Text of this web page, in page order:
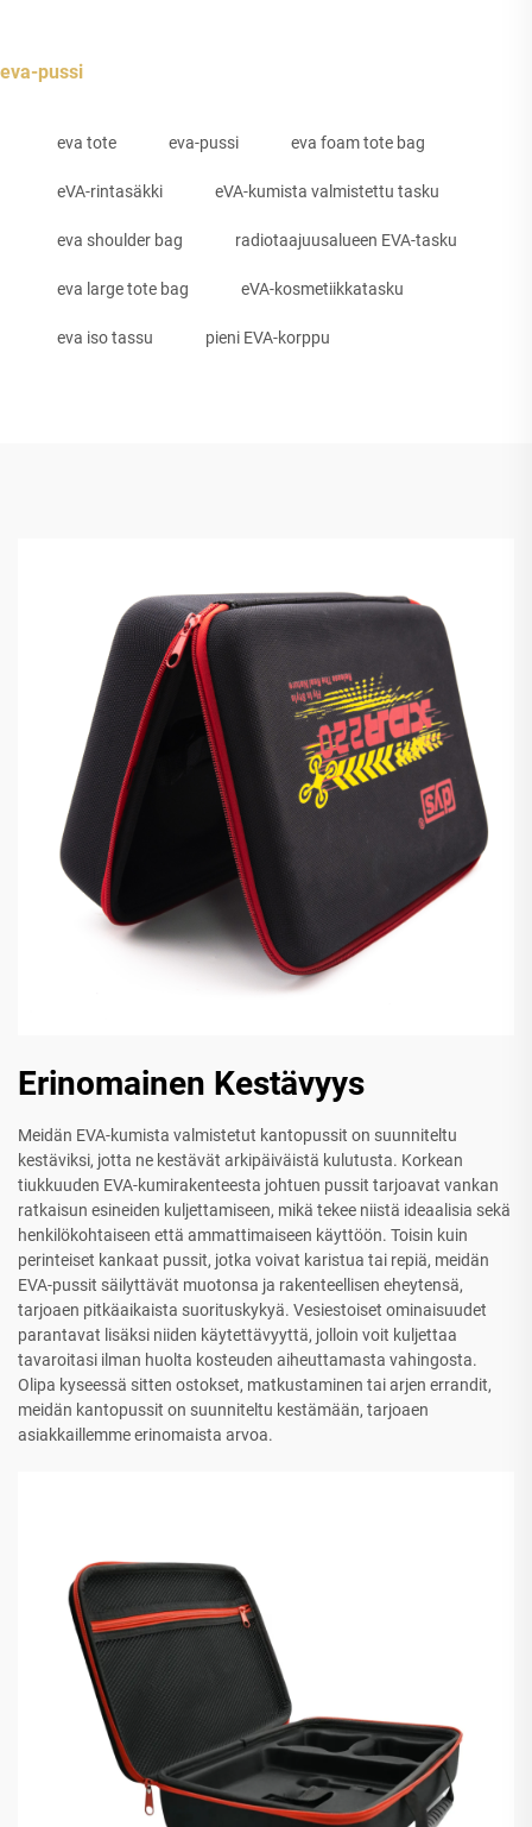
eva-pussi
eva tote eva-pussi eva foam tote bag
eVA-rintasäkki eVA-kumista valmistettu tasku
eva shoulder bag radiotaajuusalueen EVA-tasku
eva large tote bag eVA-kosmetiikkatasku
eva iso tassu pieni EVA-korppu
Erinomainen Kestävyys
Meidän EVA-kumista valmistetut kantopussit on suunniteltu
kestäviksi, jotta ne kestävät arkipäiväistä kulutusta. Korkean
tiukkuuden EVA-kumirakenteesta johtuen pussit tarjoavat vankan
ratkaisun esineiden kuljettamiseen, mikä tekee niistä ideaalisia sekä
henkilökohtaiseen että ammattimaiseen käyttöön. Toisin kuin
perinteiset kankaat pussit, jotka voivat karistua tai repiä, meidän
EVA-pussit säilyttävät muotonsa ja rakenteellisen eheytensä,
tarjoaen pitkäaikaista suorituskykyä. Vesiestoiset ominaisuudet
parantavat lisäksi niiden käytettävyyttä, jolloin voit kuljettaa
tavaroitasi ilman huolta kosteuden aiheuttamasta vahingosta.
Olipa kyseessä sitten ostokset, matkustaminen tai arjen errandit,
meidän kantopussit on suunniteltu kestämään, tarjoaen
asiakkaillemme erinomaista arvoa.